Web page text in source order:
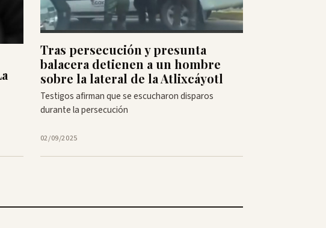
Tras persecución y presunta
balacera detienen a un hombre
sobre la lateral de la Atlixcáyotl
Testigos afirman que se escucharon disparos
durante la persecución
02/09/2025